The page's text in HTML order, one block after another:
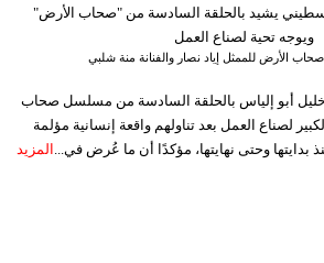
الأرض للممثل إياد نصار والفنانة منة شلبي
أبو إلياس بالحلقة السادسة من مسلسل صحاب
لصناع العمل بعد تناولهم واقعة إنسانية مؤلمة
بدايتها وحتى نهايتها، مؤكدًا أن ما عُرض في... المزيد